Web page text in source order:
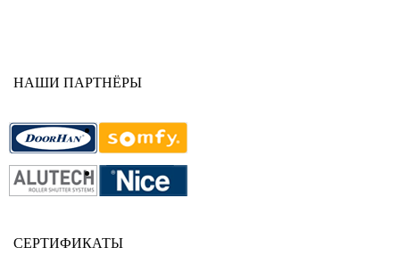
НАШИ ПАРТНЁРЫ
СЕРТИФИКАТЫ